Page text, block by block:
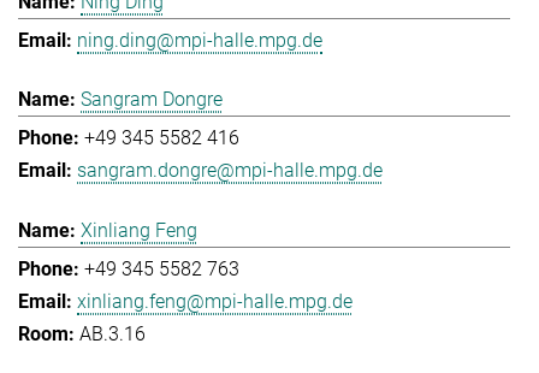
ning.ding@mpi-halle.mpg.de
Sangram Dongre
+49 345 5582 416
sangram.dongre@mpi-halle.mpg.de
Xinliang Feng
+49 345 5582 763
xinliang.feng@mpi-halle.mpg.de
AB.3.16